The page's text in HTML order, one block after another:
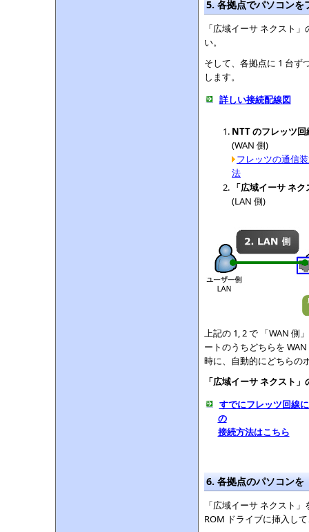
5. 各拠点でパソコン
「広域イーサ ネクスト
い。
そして、各拠点に 1 台ず
します。
詳しい接続配線図
NTT のフレッツ
(WAN 側)
フレッツの通信
法
「広域イーサ ネ
(LAN 側)
上記の 1, 2 で 「WAN
ートのうちどちらを
時に、自動的にどちらの
「広域イーサ ネクスト
すでにフレッツ回線
の
接続方法はこちら
6. 各拠点のパソコンを
「広域イーサ ネクスト
ROM ドライブに挿入し